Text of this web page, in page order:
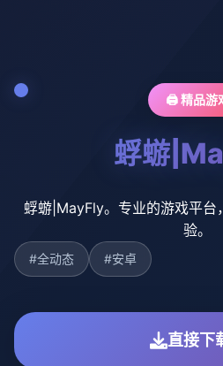
🖨️ 精品游
蜉蝣
蜉蝣|MayFly。专业的游戏平台
验。
#全动态 #安卓
直接下